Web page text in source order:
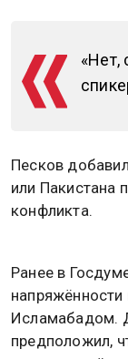
«Нет,
Песков
или Пакистана
конфликта.
Ранее в
Исламабадом.
предположил,